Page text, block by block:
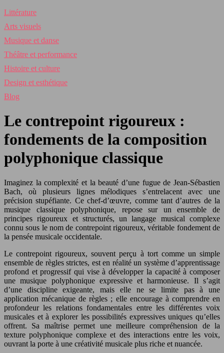
Littérature
Arts visuels
Musique et danse
Théâtre et performance
Histoire et culture
Design et esthétique
Blog
Le contrepoint rigoureux :
fondements de la composition
polyphonique classique
Imaginez la complexité et la beauté d’une fugue de Jean-Sébastien
Bach, où plusieurs lignes mélodiques s’entrelacent avec une
précision stupéfiante. Ce chef-d’œuvre, comme tant d’autres de la
musique classique polyphonique, repose sur un ensemble de
principes rigoureux et structurés, un langage musical complexe
connu sous le nom de contrepoint rigoureux, véritable fondement de
la pensée musicale occidentale.
Le contrepoint rigoureux, souvent perçu à tort comme un simple
ensemble de règles strictes, est en réalité un système d’apprentissage
profond et progressif qui vise à développer la capacité à composer
une musique polyphonique expressive et harmonieuse. Il s’agit
d’une discipline exigeante, mais elle ne se limite pas à une
application mécanique de règles ; elle encourage à comprendre en
profondeur les relations fondamentales entre les différentes voix
musicales et à explorer les possibilités expressives uniques qu’elles
offrent. Sa maîtrise permet une meilleure compréhension de la
texture polyphonique complexe et des interactions entre les voix,
ouvrant la porte à une créativité musicale plus riche et nuancée.